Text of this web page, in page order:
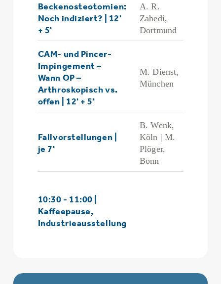
Beckenosteotomien:
Noch indiziert? | 12'
+ 5'
A. R.
Zahedi,
Dortmund
CAM- und Pincer-
Impingement –
Wann OP –
Arthroskopisch vs.
offen | 12' + 5'
M. Dienst,
München
Fallvorstellungen |
je 7'
B. Wenk,
Köln | M.
Plöger,
Bonn
10:30 - 11:00 |
Kaffeepause,
Industrieausstellung